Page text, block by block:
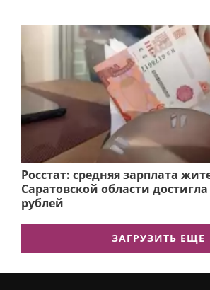
Росстат: средняя зарплата
Саратовской области
рублей
ЗАГРУЗИТЬ ЕЩЕ